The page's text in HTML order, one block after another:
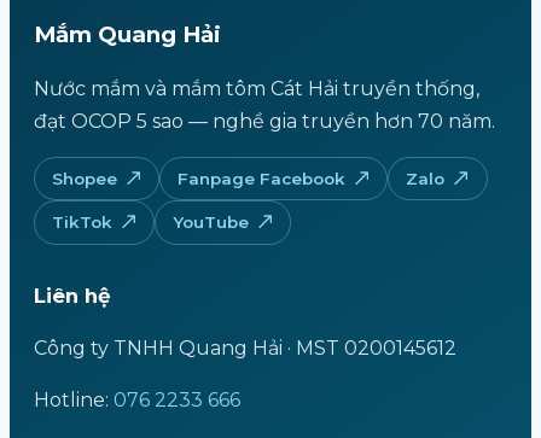
Mắm Quang Hải
Nước mắm và mắm tôm Cát Hải truyền thống,
đạt OCOP 5 sao — nghề gia truyền hơn 70 năm.
Shopee Fanpage Facebook Zalo
TikTok YouTube
Liên hệ
Công ty TNHH Quang Hải · MST 0200145612
Hotline: 076 2233 666